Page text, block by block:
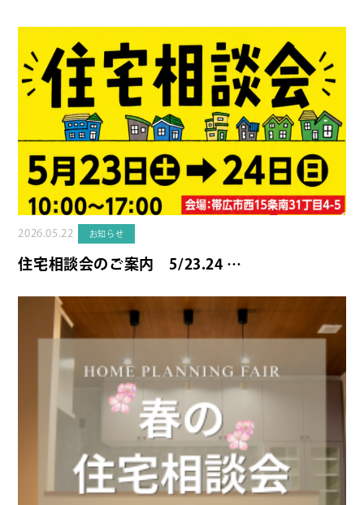
2026.05.22 お知らせ
住宅相談会のご案内 5/23.24 …